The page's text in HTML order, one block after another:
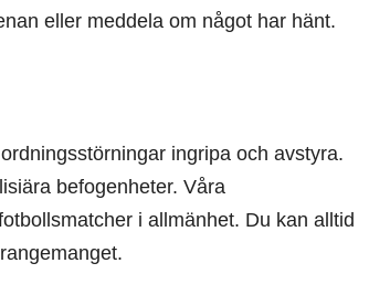
eller meddela om något har hänt.
ingripa och avstyra.
befogenheter. Våra
i allmänhet. Du kan alltid